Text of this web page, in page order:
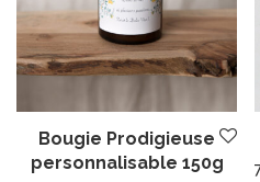
Bougie Prodigieuse
personnalisable 150g